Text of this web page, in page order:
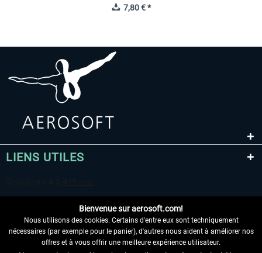
7,80 € *
LIENS UTILES
Bienvenue sur aerosoft.com!
Nous utilisons des cookies. Certains d'entre eux sont techniquement
nécessaires (par exemple pour le panier), d'autres nous aident à améliorer nos
offres et à vous offrir une meilleure expérience utilisateur.